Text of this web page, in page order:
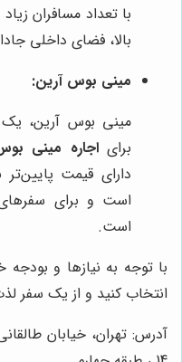
با تعداد مسافران
بالا، فضای داخلی
مینی بوس آرین:
مینی بوس آرین، یک
برایاجاره مینی
دارای قیمت
است و برای
است.
با توجه به نیازها و
انتخاب کنید و از یک سفر
آدرس: تهران، خیابان